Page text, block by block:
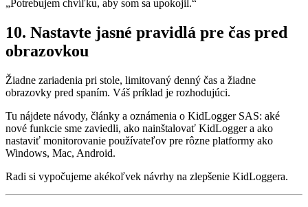
„Potrebujem chvíľku, aby som sa upokojil.“
10. Nastavte jasné pravidlá pre čas pred
obrazovkou
Žiadne zariadenia pri stole, limitovaný denný čas a žiadne
obrazovky pred spaním. Váš príklad je rozhodujúci.
Tu nájdete návody, články a oznámenia o KidLogger SAS: aké
nové funkcie sme zaviedli, ako nainštalovať KidLogger a ako
nastaviť monitorovanie používateľov pre rôzne platformy ako
Windows, Mac, Android.
Radi si vypočujeme akékoľvek návrhy na zlepšenie KidLoggera.